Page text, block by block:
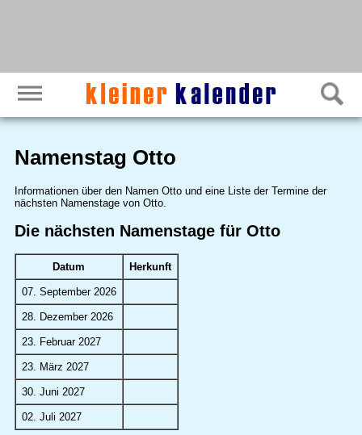
Namenstag Otto
Informationen über den Namen Otto und eine Liste der Termine der
nächsten Namenstage von Otto.
Die nächsten Namenstage für Otto
Datum Herkunft
07. September 2026
28. Dezember 2026
23. Februar 2027
23. März 2027
30. Juni 2027
02. Juli 2027